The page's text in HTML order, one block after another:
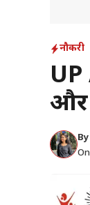
नौकरी
और
By